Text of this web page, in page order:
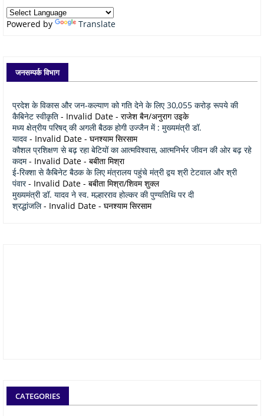
Powered by Translate
जनसम्पर्क विभाग
प्रदेश के विकास और जन-कल्याण को गति देने के लिए 30,055 करोड़ रूपये की
कैबिनेट स्वीकृति - Invalid Date - राजेश बैन/अनुराग उइके
मध्य क्षेत्रीय परिषद् की अगली बैठक होगी उज्जैन में : मुख्यमंत्री डॉ.
यादव - Invalid Date - घनश्याम सिरसाम
कौशल प्रशिक्षण से बढ़ रहा बेटियों का आत्मविश्वास, आत्मनिर्भर जीवन की ओर बढ़ रहे
कदम- Invalid Date - बबीता मिश्रा
ई-रिक्शा से कैबिनेट बैठक के लिए मंत्रालय पहुंचे मंत्री द्वय श्री टेटवाल और श्री
पंवार- Invalid Date - बबीता मिश्रा/शिवम शुक्ल
मुख्यमंत्री डॉ. यादव ने स्व. मल्हारराव होल्कर की पुण्यतिथि पर दी
श्रद्धांजलि- Invalid Date - घनश्याम सिरसाम
CATEGORIES